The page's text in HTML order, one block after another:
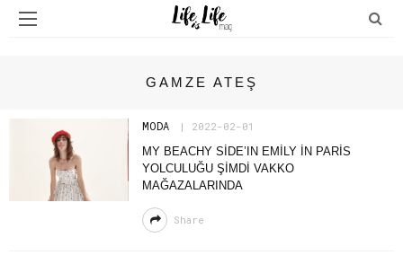
GAMZE ATEŞ
MODA
2022-02-01
MY BEACHY SIDE’IN EMILY IN PARIS
YOLCULUĞU ŞIMDI VAKKO
MAĞAZALARINDA
Share